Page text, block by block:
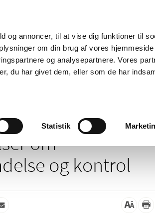
og annoncer, til at vise dig funktioner til
om din brug af vores
og analysepartnere. Vores
du har givet dem, eller som de har
Statistik
Nyheder Om os Kontakt
Tilskud og
Apoteker og salg af
om
og kontrol